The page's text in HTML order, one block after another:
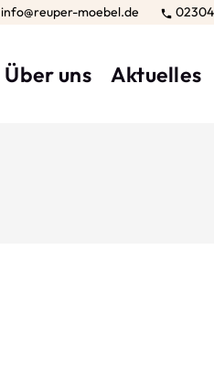
info@reuper-moebel.de 
Über uns Aktuelles